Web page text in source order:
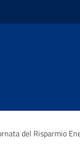
del Risparmio